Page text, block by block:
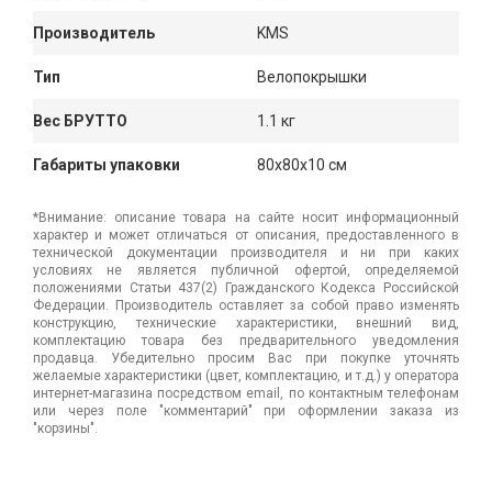
Производитель KMS
Тип Велопокрышки
Вес БРУТТО 1.1 кг
Габариты упаковки 80x80x10 см
*Внимание: описание товара на сайте носит информационный
характер и может отличаться от описания, предоставленного в
технической документации производителя и ни при каких
условиях не является публичной офертой, определяемой
положениями Статьи 437(2) Гражданского Кодекса Российской
Федерации. Производитель оставляет за собой право изменять
конструкцию, технические характеристики, внешний вид,
комплектацию товара без предварительного уведомления
продавца. Убедительно просим Вас при покупке уточнять
желаемые характеристики (цвет, комплектацию, и т.д.) у оператора
интернет-магазина посредством email, по контактным телефонам
или через поле "комментарий" при оформлении заказа из
"корзины".